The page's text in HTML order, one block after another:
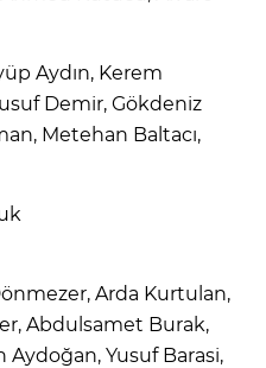
Aydın, Kerem
Demir, Gökdeniz
Metehan Baltacı,
Arda Kurtulan,
Abdulsamet Burak,
Aydoğan, Yusuf Barasi,